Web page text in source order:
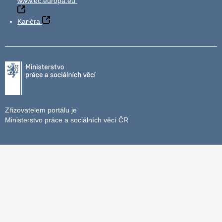
Kariéra
Zřizovatelem portálu je
Ministerstvo práce a sociálních věcí ČR